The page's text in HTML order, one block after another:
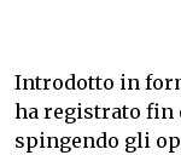
Introdotto in
ha registrato fin
spingendo gli